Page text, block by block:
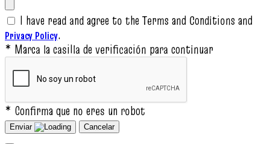
I have read and agree to the Terms and Conditions and
Privacy Policy.
* Marca la casilla de verificación para continuar
* Confirma que no eres un robot
Enviar Cancelar